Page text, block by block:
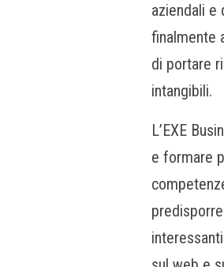
aziendali e
finalmente
di portare
intangibili.
L’EXE
e formare